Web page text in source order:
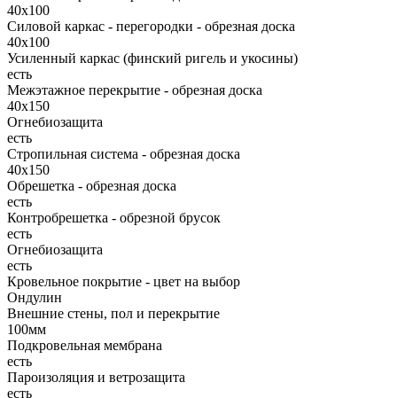
40х100
Силовой каркас - перегородки - обрезная доска
40х100
Усиленный каркас (финский ригель и укосины)
есть
Межэтажное перекрытие - обрезная доска
40х150
Огнебиозащита
есть
Стропильная система - обрезная доска
40х150
Обрешетка - обрезная доска
есть
Контробрешетка - обрезной брусок
есть
Огнебиозащита
есть
Кровельное покрытие - цвет на выбор
Ондулин
Внешние стены, пол и перекрытие
100мм
Подкровельная мембрана
есть
Пароизоляция и ветрозащита
есть